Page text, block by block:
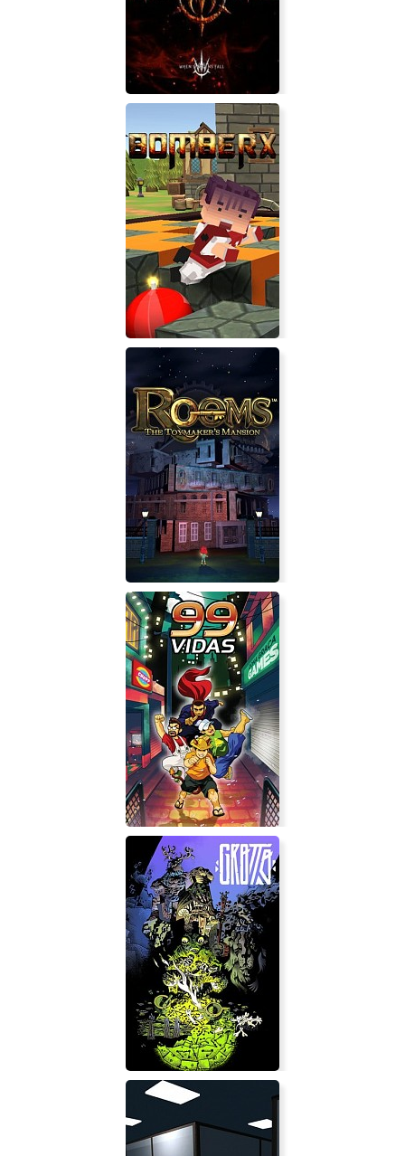
Ashes of Oahu
When Wardens Fall
BomberX
ROOMS: The Toymaker's Mansion
99Vidas